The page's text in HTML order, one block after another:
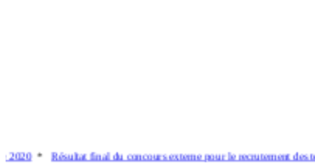
2020* Résultat final du concours externe pour le recrutement des